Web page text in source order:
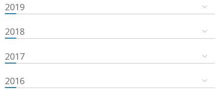
2019
2018
2017
2016